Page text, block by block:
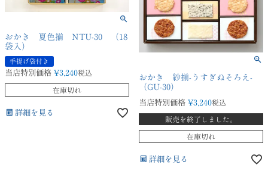
おかき 夏色揃 NTU-30 （18
袋入）
手提げ袋付き
当店特別価格 ¥3,240税込
在庫切れ
詳細を見る
おかき 紗揃-うすぎぬそろえ-
（GU-30）
当店特別価格 ¥3,240税込
販売を終了しました。
在庫切れ
詳細を見る